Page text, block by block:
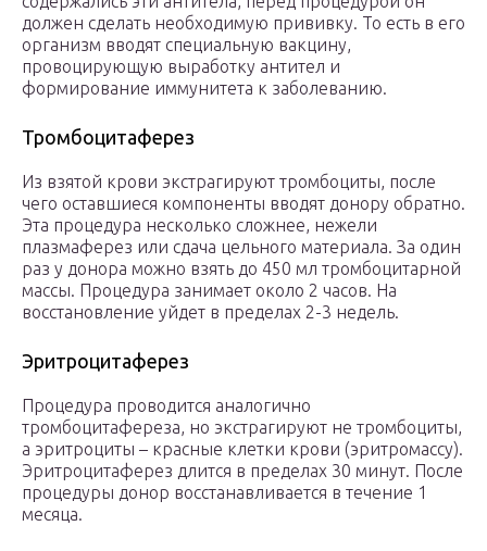
должен сделать необходимую прививку. То есть в его
организм вводят специальную вакцину,
провоцирующую выработку антител и
формирование иммунитета к заболеванию.
Тромбоцитаферез
Из взятой крови экстрагируют тромбоциты, после
чего оставшиеся компоненты вводят донору обратно.
Эта процедура несколько сложнее, нежели
плазмаферез или сдача цельного материала. За один
раз у донора можно взять до 450 мл тромбоцитарной
массы. Процедура занимает около 2 часов. На
восстановление уйдет в пределах 2-3 недель.
Эритроцитаферез
Процедура проводится аналогично
тромбоцитафереза, но экстрагируют не тромбоциты,
а эритроциты – красные клетки крови (эритромассу).
Эритроцитаферез длится в пределах 30 минут. После
процедуры донор восстанавливается в течение 1
месяца.